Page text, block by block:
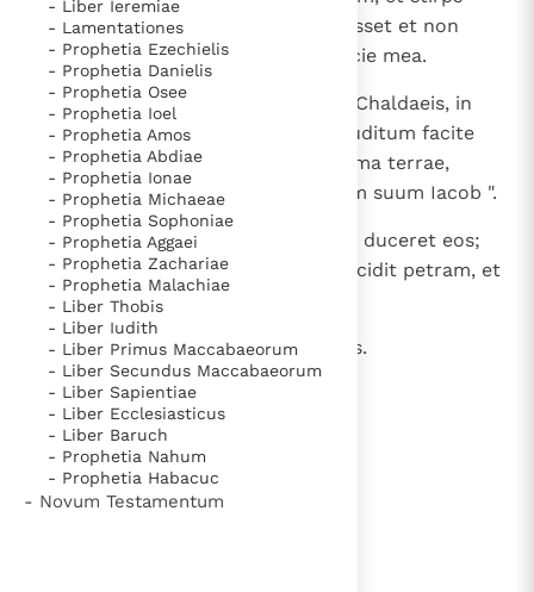
- Liber Ieremiae
- Lamentationes
- Prophetia Ezechielis
- Prophetia Danielis
- Prophetia Osee
- Prophetia Ioel
- Prophetia Amos
- Prophetia Abdiae
- Prophetia Ionae
- Prophetia Michaeae
- Prophetia Sophoniae
- Prophetia Aggaei
- Prophetia Zachariae
- Prophetia Malachiae
- Liber Thobis
- Liber Iudith
- Liber Primus Maccabaeorum
- Liber Secundus Maccabaeorum
- Liber Sapientiae
- Liber Ecclesiasticus
- Liber Baruch
- Prophetia Nahum
- Prophetia Habacuc
- Novum Testamentum
uteri tui ut lapilli eius; non interisset et non
fuisset attritum nomen eius a facie mea.
Egredimini de Babylone, fugite a Chaldaeis, in
voce exsultationis annuntiate; auditum facite
hoc, efferte illud usque ad extrema terrae,
dicite: " Redemit Dominus servum suum Iacob ".
Non sitierunt, cum per desertum duceret eos;
aquam de petra produxit eis et scidit petram, et
fluxerunt aquae.
Non est pax impiis, dicit Dominus.